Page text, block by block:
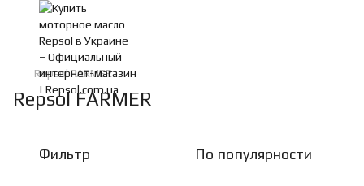
Repsol FARMER
Repsol FARMER
Фильтр По популярности